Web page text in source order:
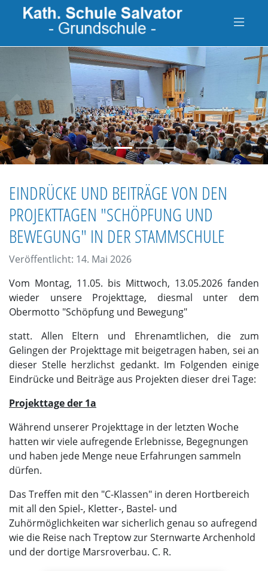
zurück
EINDRÜCKE UND BEITRÄGE VON DEN
PROJEKTTAGEN "SCHÖPFUNG UND
BEWEGUNG" IN DER STAMMSCHULE
Veröffentlicht: 14. Mai 2026
Vom Montag, 11.05. bis Mittwoch, 13.05.2026 fanden
wieder unsere Projekttage, diesmal unter dem
Obermotto "Schöpfung und Bewegung"
statt. Allen Eltern und Ehrenamtlichen, die zum
Gelingen der Projekttage mit beigetragen haben, sei an
dieser Stelle herzlichst gedankt. Im Folgenden einige
Eindrücke und Beiträge aus Projekten dieser drei Tage:
Projekttage der 1a
Während unserer Projekttage in der letzten Woche
hatten wir viele aufregende Erlebnisse, Begegnungen
und haben jede Menge neue Erfahrungen sammeln
dürfen.
Das Treffen mit den "C-Klassen" in deren Hortbereich
mit all den Spiel-, Kletter-, Bastel- und
Zuhörmöglichkeiten war sicherlich genau so aufregend
wie die Reise nach Treptow zur Sternwarte Archenhold
und der dortige Marsroverbau. C. R.